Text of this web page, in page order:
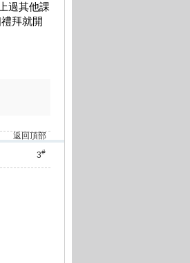
過其他課
拜就開
返回頂部
3#